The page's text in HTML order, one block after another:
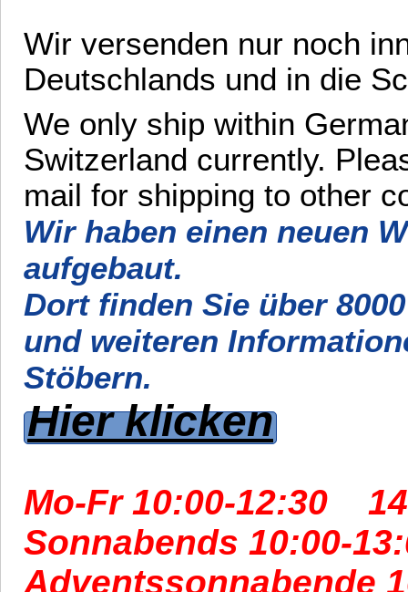
Wir versenden nur noch
Deutschlands und in die
We only ship within
Switzerland currently.
mail for shipping to other
Wir haben einen neuen
aufgebaut.
Dort finden Sie über
und weiteren
Stöbern.
Hier klicken
Mo-Fr 10:00-12:30
Sonnabends 10:00-
Adventssonnabende